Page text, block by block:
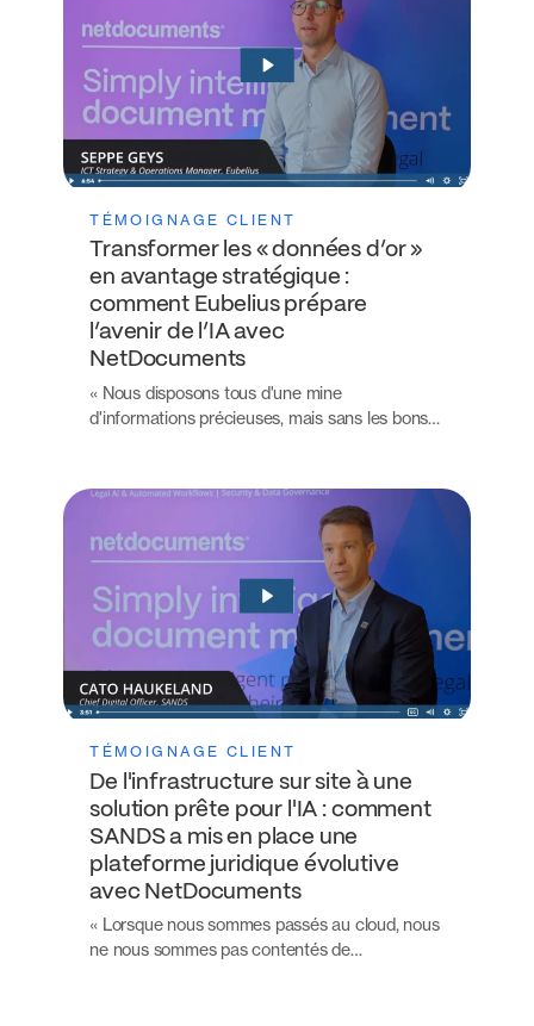
TÉMOIGNAGE CLIENT
Transformer les « données d’or »
en avantage stratégique :
comment Eubelius prépare
l’avenir de l’IA avec
NetDocuments
« Nous disposons tous d'une mine
d'informations précieuses, mais sans les bons…
TÉMOIGNAGE CLIENT
De l'infrastructure sur site à une
solution prête pour l'IA : comment
SANDS a mis en place une
plateforme juridique évolutive
avec NetDocuments
« Lorsque nous sommes passés au cloud, nous
ne nous sommes pas contentés de…